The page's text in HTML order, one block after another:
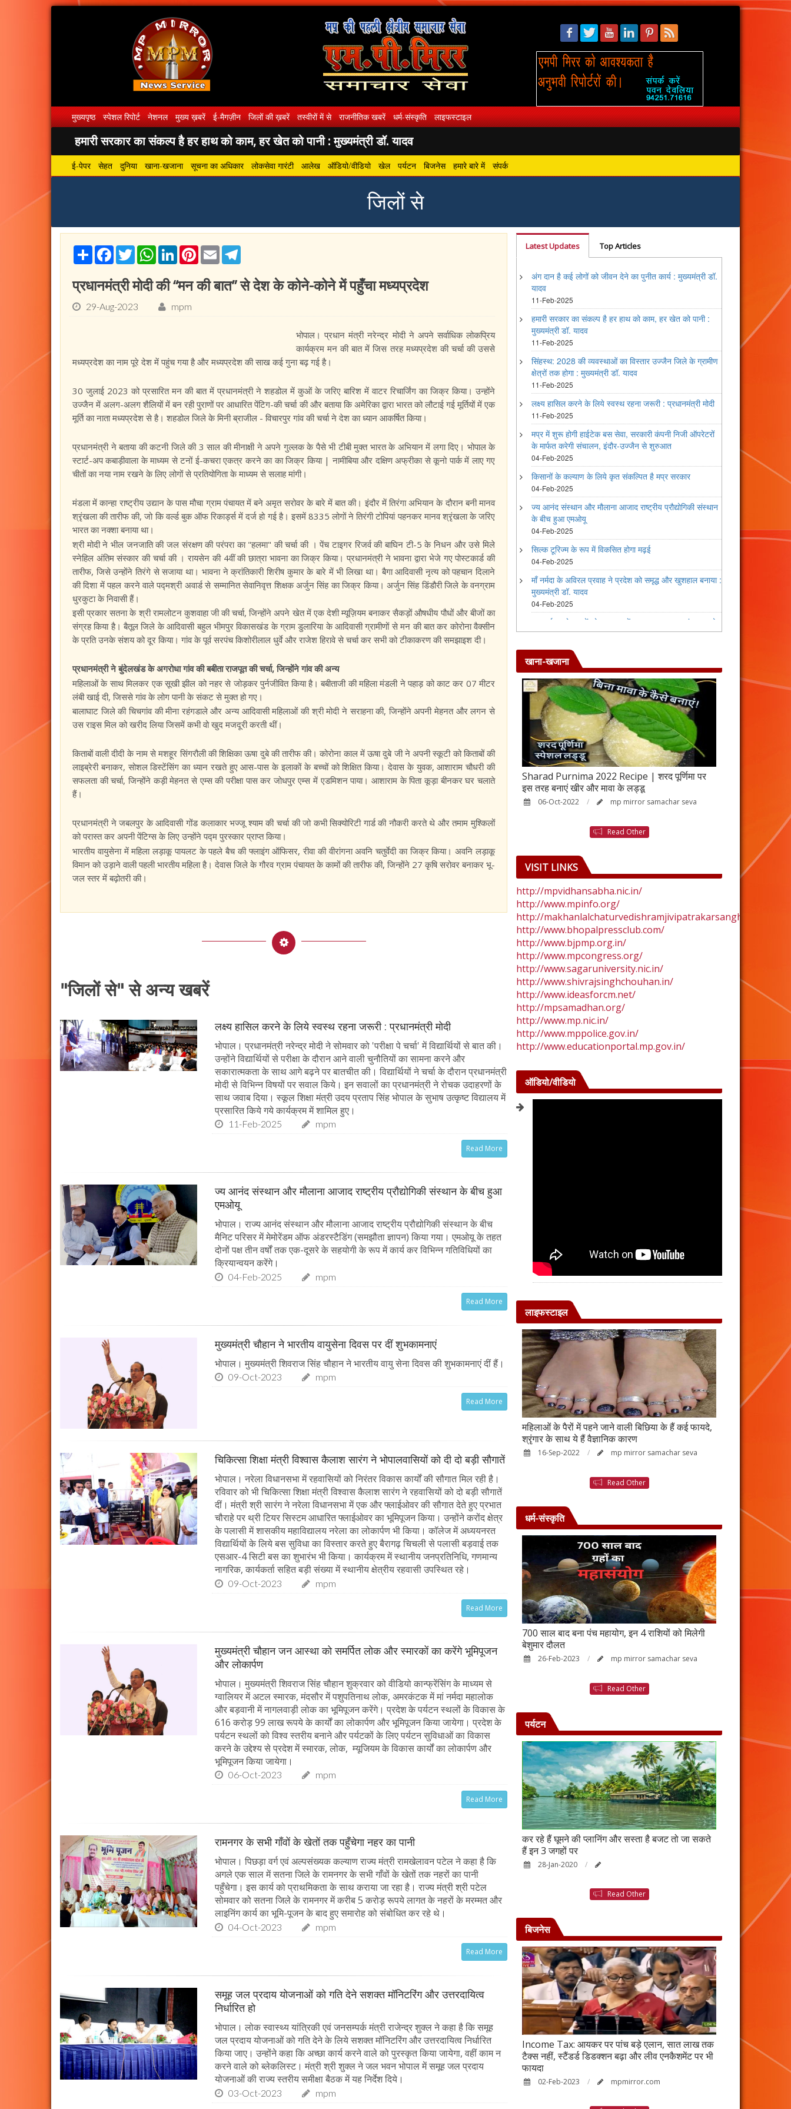
मुख्यपृष्ठ स्पेशल रिपोर्ट नेशनल मुख्य ख़बरें ई-मैगज़ीन जिलों की ख़बरें तस्वीरों में से राजनीतिक खबरें धर्म-संस्कृति लाइफस्टाइल
हमारी सरकार का संकल्प है हर हाथ को काम, हर खेत को पानी : मुख्यमंत्री डॉ. यादव
ई-पेपर सेहत दुनिया खाना-खजाना सूचना का अधिकार लोकसेवा गारंटी आलेख ऑडियो/वीडियो खेल पर्यटन बिजनेस हमारे बारे में संपर्क
जिलों से
ShareFacebook
TwitterWhatsApp
LinkedInPinterest
Email
प्रधानमंत्री मोदी की “मन की बात” से देश के कोने-कोने में पहुँचा मध्यप्रदेश
29-Aug-2023 mpm
भोपाल। प्रधान मंत्री नरेन्द्र मोदी ने अपने सर्वाधिक लोकप्रिय
कार्यक्रम मन की बात में जिस तरह मध्यप्रदेश की चर्चा की उससे
मध्यप्रदेश का नाम पूरे देश में पहुंच गया है और मध्यप्रदेश की साख कई गुना बढ़ गई है।
30 जुलाई 2023 को प्रसारित मन की बात में प्रधानमंत्री ने शहडोल में कुओं के जरिए बारिश में वाटर रिचार्जिंग का जिक्र किया। उन्होंने
उज्जैन में अलग-अलग शैलियों में बन रही पुराणों पर आधारित पेंटिग-की चर्चा की और बताया कि अमेरिका द्वारा भारत को लौटाई गई मूर्तियों में एक
मूर्ति का नाता मध्यप्रदेश से है। शहडोल जिले के मिनी ब्राजील - विचारपुर गांव की चर्चा ने देश का ध्यान आकर्षित किया।
प्रधानमंत्री ने बताया की कटनी जिले की 3 साल की मीनाक्षी ने अपने गुल्लक के पैसे भी टीबी मुक्त भारत के अभियान में लगा दिए। भोपाल के
स्टार्ट-अप कबाड़ीवाला के माध्यम से टनों ई-कचरा एकत्र करने का का जिक्र किया | नामीबिया और दक्षिण अफ्रीका से कूनो पार्क में लाए गए
चीतों का नया नाम रखने के लिए लोगों से प्रतियोगिता के माध्यम से सलाह मांगी।
मंडला में कान्हा राष्ट्रीय उद्यान के पास मौचा ग्राम पंचायत में बने अमृत सरोवर के बारे में बात की। इंदौर में तिरंगा अभियान के दौरान बनी मानव
श्रृंखला की तारीफ की, जो कि वर्ल्ड बुक ऑफ रिकार्ड्स में दर्ज हो गई है। इसमें 8335 लोगों ने तिरंगी टोपियां पहनकर मानव श्रृंखला के जरिए
भारत का नक्शा बनाया था।
श्री मोदी ने भील जनजाति की जल संरक्षण की परंपरा का "हलमा" की चर्चा की । पेंच टाइगर रिजर्व की बाघिन टी-5 के निधन और उसे मिले
स्नेहिल अंतिम संस्कार की चर्चा की । रायसेन की 4वीं की छात्रा भावना का जिक्र किया। प्रधानमंत्री ने भावना द्वारा भेजे गए पोस्टकार्ड की
तारीफ, जिसे उन्होंने तिरंगे से सजाया था। भावना ने क्रांतिकारी शिरीष कुमार के बारे में भी लिखा था। बैगा आदिवासी नृत्य को पहचान दिलाने
की दिशा में पहल करने वाले पद्मश्री अवार्ड से सम्मानित सेवानिवृत्त शिक्षक अर्जुन सिंह का जिक्र किया। अर्जुन सिंह डिंडौरी जिले के वनग्राम
धुरकुटा के निवासी हैं।
इसी प्रकार सतना के श्री रामलोटन कुशवाहा जी की चर्चा, जिन्होंने अपने खेत में एक देशी म्यूज़ियम बनाकर सैकड़ों औषधीय पौधों और बीजों का
संग्रह किया है। बैतूल जिले के आदिवासी बहुल भीमपुर विकासखंड के ग्राम डुलारिया के आदिवासी ग्रामीणों से मन की बात कर कोरोना वैक्सीन
के प्रति उनके संशय को दूर किया। गांव के पूर्व सरपंच किशोरीलाल धुर्वे और राजेश हिरावे से चर्चा कर सभी को टीकाकरण की समझाइश दी।
प्रधानमंत्री ने बुंदेलखंड के अगरोधा गांव की बबीता राजपूत की चर्चा, जिन्होंने गांव की अन्य
महिलाओं के साथ मिलकर एक सूखी झील को नहर से जोड़कर पुर्नजीवित किया है। बबीताजी की महिला मंडली ने पहाड़ को काट कर 07 मीटर
लंबी खाई दी, जिससे गांव के लोग पानी के संकट से मुक्त हो गए।
बालाघाट जिले की चिचगांव की मीना रहंगडाले और अन्य आदिवासी महिलाओं की श्री मोदी ने सराहना की, जिन्होंने अपनी मेहनत और लगन से
उस राइस मिल को खरीद लिया जिसमें कभी वो खुद मजदूरी करती थीं।
किताबों वाली दीदी के नाम से मशहूर सिंगरौली की शिक्षिका ऊषा दुबे की तारीफ की। कोरोना काल में ऊषा दुबे जी ने अपनी स्कूटी को किताबों की
लाइब्रेरी बनाकर, सोशल डिस्टेंसिंग का ध्यान रखते हुए आस-पास के इलाकों के बच्चों को शिक्षित किया। देवास के युवक, आशाराम चौधरी की
सफलता की चर्चा, जिन्होंने कड़ी मेहनत से एम्स की परीक्षा पास कर जोधपुर एम्स में एडमिशन पाया। आशाराम के पिता कूड़ा बीनकर घर चलाते
हैं।
प्रधानमंत्री ने जबलपुर के आदिवासी गोंड कलाकार भज्जू श्याम की चर्चा की जो कभी सिक्योरिटी गार्ड की नौकरी करते थे और तमाम मुश्किलों
को परास्त कर अपनी पेंटिग्स के लिए उन्होंने पद्म पुरस्कार प्राप्त किया।
भारतीय वायुसेना में महिला लड़ाकू पायलट के पहले बैच की फ्लाइंग ऑफिसर, रीवा की वीरांगना अवनि चतुर्वेदी का जिक्र किया। अवनि लड़ाकू
विमान को उड़ाने वाली पहली भारतीय महिला है। देवास जिले के गौरव ग्राम पंचायत के कामों की तारीफ की, जिन्होंने 27 कृषि सरोवर बनाकर भू-
जल स्तर में बढ़ोतरी की।
"जिलों से" से अन्य खबरें
लक्ष्य हासिल करने के लिये स्वस्थ रहना जरूरी : प्रधानमंत्री मोदी
भोपाल। प्रधानमंत्री नरेन्द्र मोदी ने सोमवार को 'परीक्षा पे चर्चा' में विद्यार्थियों से बात की।
उन्होंने विद्यार्थियों से परीक्षा के दौरान आने वाली चुनौतियों का सामना करने और
सकारात्मकता के साथ आगे बढ़ने पर बातचीत की। विद्यार्थियों ने चर्चा के दौरान प्रधानमंत्री
मोदी से विभिन्न विषयों पर सवाल किये। इन सवालों का प्रधानमंत्री ने रोचक उदाहरणों के
साथ जवाब दिया। स्कूल शिक्षा मंत्री उदय प्रताप सिंह भोपाल के सुभाष उत्कृष्ट विद्यालय में
प्रसारित किये गये कार्यक्रम में शामिल हुए।
11-Feb-2025 mpm
Read More
ज्य आनंद संस्थान और मौलाना आजाद राष्ट्रीय प्रौद्योगिकी संस्थान के बीच हुआ
एमओयू
भोपाल। राज्य आनंद संस्थान और मौलाना आजाद राष्ट्रीय प्रौद्योगिकी संस्थान के बीच
मैनिट परिसर में मेमोरेंडम ऑफ अंडरस्टैडिंग (समझौता ज्ञापन) किया गया। एमओयू के तहत
दोनों पक्ष तीन वर्षों तक एक-दूसरे के सहयोगी के रूप में कार्य कर विभिन्न गतिविधियों का
क्रियान्वयन करेंगे।
04-Feb-2025 mpm
Read More
मुख्यमंत्री चौहान ने भारतीय वायुसेना दिवस पर दीं शुभकामनाएं
भोपाल। मुख्यमंत्री शिवराज सिंह चौहान ने भारतीय वायु सेना दिवस की शुभकामनाएं दीं हैं।
09-Oct-2023 mpm
Read More
चिकित्सा शिक्षा मंत्री विश्वास कैलाश सारंग ने भोपालवासियों को दी दो बड़ी सौगातें
भोपाल। नरेला विधानसभा में रहवासियों को निरंतर विकास कार्यों की सौगात मिल रही है।
रविवार को भी चिकित्सा शिक्षा मंत्री विश्वास कैलाश सारंग ने रहवासियों को दो बड़ी सौगातें
दीं। मंत्री श्री सारंग ने नरेला विधानसभा में एक और फ्लाईओवर की सौगात देते हुए प्रभात
चौराहे पर थ्री टियर सिस्टम आधारित फ्लाईओवर का भूमिपूजन किया। उन्होंने करोंद क्षेत्र
के पलासी में शासकीय महाविद्यालय नरेला का लोकार्पण भी किया। कॉलेज में अध्ययनरत
विद्यार्थियों के लिये बस सुविधा का विस्तार करते हुए बैरागढ़ चिचली से पलासी बड़वाई तक
एसआर-4 सिटी बस का शुभारंभ भी किया। कार्यक्रम में स्थानीय जनप्रतिनिधि, गणमान्य
नागरिक, कार्यकर्ता सहित बड़ी संख्या में स्थानीय क्षेत्रीय रहवासी उपस्थित रहे।
09-Oct-2023 mpm
Read More
मुख्यमंत्री चौहान जन आस्था को समर्पित लोक और स्मारकों का करेंगे भूमिपूजन
और लोकार्पण
भोपाल। मुख्यमंत्री शिवराज सिंह चौहान शुक्रवार को वीडियो कान्फ्रेंसिंग के माध्यम से
ग्वालियर में अटल स्मारक, मंदसौर में पशुपतिनाथ लोक, अमरकंटक में मां नर्मदा महालोक
और बड़वानी में नागलवाड़ी लोक का भूमिपूजन करेंगे। प्रदेश के पर्यटन स्थलों के विकास के
616 करोड़ 99 लाख रूपये के कार्यों का लोकार्पण और भूमिपूजन किया जायेगा। प्रदेश के
पर्यटन स्थलों को विश्व स्तरीय बनाने और पर्यटकों के लिए पर्यटन सुविधाओं का विकास
करने के उद्देश्य से प्रदेश में स्मारक, लोक, म्यूजियम के विकास कार्यों का लोकार्पण और
भूमिपूजन किया जायेगा।
06-Oct-2023 mpm
Read More
रामनगर के सभी गाँवों के खेतों तक पहुँचेगा नहर का पानी
भोपाल। पिछड़ा वर्ग एवं अल्पसंख्यक कल्याण राज्य मंत्री रामखेलावन पटेल ने कहा है कि
अगले एक साल में सतना जिले के रामनगर के सभी गाँवों के खेतों तक नहरों का पानी
पहुँचेगा। इस कार्य को प्राथमिकता के साथ कराया जा रहा है। राज्य मंत्री श्री पटेल
सोमवार को सतना जिले के रामनगर में करीब 5 करोड़ रूपये लागत के नहरों के मरम्मत और
लाइनिंग कार्य का भूमि-पूजन के बाद हुए समारोह को संबोधित कर रहे थे।
04-Oct-2023 mpm
Read More
समूह जल प्रदाय योजनाओं को गति देने सशक्त मॉनिटरिंग और उत्तरदायित्व
निर्धारित हो
भोपाल। लोक स्वास्थ्य यांत्रिकी एवं जनसम्पर्क मंत्री राजेन्द्र शुक्ल ने कहा है कि समूह
जल प्रदाय योजनाओं को गति देने के लिये सशक्त मॉनिटरिंग और उत्तरदायित्व निर्धारित
किया जाए। उन्होंने कहा कि अच्छा कार्य करने वाले को पुरस्कृत किया जायेगा, वहीं काम न
करने वाले को ब्लेकलिस्ट। मंत्री श्री शुक्ल ने जल भवन भोपाल में समूह जल प्रदाय
योजनाओं की राज्य स्तरीय समीक्षा बैठक में यह निर्देश दिये।
03-Oct-2023 mpm
Latest Updates Top Articles
खाना-खजाना
Gud-Moongfali Chikki : सर्दियों का मजा हो जाएगा
दोगुना जब इस तरह बनाएंगे गुड़-मूंगफली की चिक्की
Sharad Purnima 2022 Recipe | शरद पूर्णिमा पर
इस तरह बनाएं खीर और मावा के लड्डू
06-Oct-2022 mp mirror samachar seva
Read Other
VISIT LINKS
http://mpvidhansabha.nic.in/
http://www.mpinfo.org/
http://makhanlalchaturvedishramjivipatrakarsangh.com/
http://www.bhopalpressclub.com/
http://www.bjpmp.org.in/
http://www.mpcongress.org/
http://www.sagaruniversity.nic.in/
http://www.shivrajsinghchouhan.in/
http://www.ideasforcm.net/
http://mpsamadhan.org/
http://www.mp.nic.in/
http://www.mppolice.gov.in/
http://www.educationportal.mp.gov.in/
ऑडियो/वीडियो
लाइफस्टाइल
घर पर ही बनाएं काजल और मॉइश्चराइजर
21-Sep-2022 mp mirror samachar seva
महिलाओं के पैरों में पहने जाने वाली बिछिया के हैं कई फायदे,
श्रृंगार के साथ ये हैं वैज्ञानिक कारण
16-Sep-2022 mp mirror samachar seva
Read Other
धर्म-संस्कृति
Hanuman Jayanti 2023 : हनुमान जयंती पर राशि के
अनुसार करें मंत्रों का जाप, जरूर मिलेगा पूजा का फल
mp mirror samachar seva
700 साल बाद बना पंच महायोग, इन 4 राशियों को मिलेगी
बेशुमार दौलत
26-Feb-2023 mp mirror samachar seva
Read Other
पर्यटन
दो दिनों की छुट्टी एन्जॉय करने के लिए बेहतरीन है दिल्ली के
आसपास बसी ये 4 जगहें
28-Feb-2020
कर रहे हैं घूमने की प्लानिंग और सस्ता है बजट तो जा सकते
हैं इन 3 जगहों पर
28-Jan-2020
Read Other
बिजनेस
सात ट्रेडिंग सेशन में 9 लाख करोड़ घटा अदाणी समूह का
मार्केट कैप
05-Feb-2023 mp mirror samachar seva
Income Tax: आयकर पर पांच बड़े एलान, सात लाख तक
टैक्स नहीं, स्टैंडर्ड डिडक्शन बढ़ा और लीव एनकैशमेंट पर भी
फायदा
02-Feb-2023 mpmirror.com
वर्ष 2023 में भी
विकेंद्रीकरण का
17-Jan-2023